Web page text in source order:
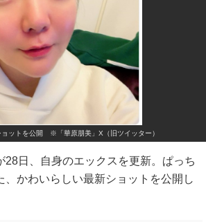
ョットを公開 ※「華原朋美」X（旧ツイッター）
日、自身のエックスを更新。ぱっち
、かわいらしい最新ショットを公開し